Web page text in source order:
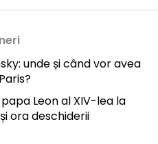
unde și când vor avea
Leon al XIV-lea la
ora deschiderii